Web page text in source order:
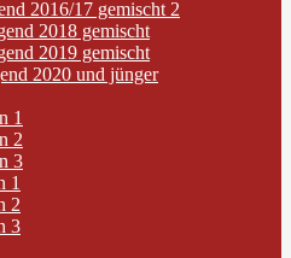
2016/17 gemischt 2
2018 gemischt
2019 gemischt
2020 und jünger
1
2
3
1
2
3